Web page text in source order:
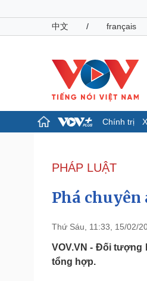
中文
/ français
Chính trị
Đảng
Tổ chức nhân sự
Nhận diện sự thật
Pháp luật
Vụ án
PHÁP LUẬT
Phá
Thứ Sáu, 11:33, 15/02/
VOV.VN - Đối tượng
tổng hợp.